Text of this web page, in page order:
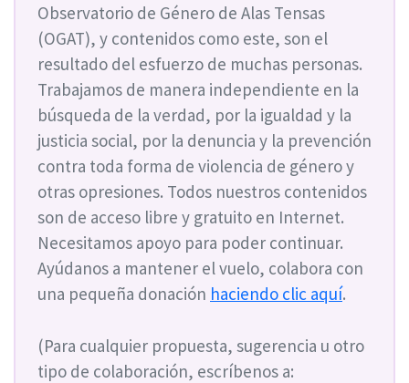
Observatorio de Género de Alas Tensas
(OGAT), y contenidos como este, son el
resultado del esfuerzo de muchas personas.
Trabajamos de manera independiente en la
búsqueda de la verdad, por la igualdad y la
justicia social, por la denuncia y la prevención
contra toda forma de violencia de género y
otras opresiones. Todos nuestros contenidos
son de acceso libre y gratuito en Internet.
Necesitamos apoyo para poder continuar.
Ayúdanos a mantener el vuelo, colabora con
una pequeña donación haciendo clic aquí.
(Para cualquier propuesta, sugerencia u otro
tipo de colaboración, escríbenos a: